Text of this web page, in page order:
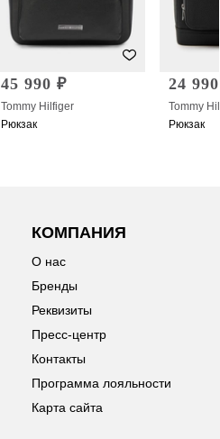
45 990 ₽
Tommy Hilfiger
Рюкзак
24
Tommy
Рюкзак
КОМПАНИЯ
О нас
Бренды
Реквизиты
Пресс-центр
Контакты
Программа лояльности
Карта сайта